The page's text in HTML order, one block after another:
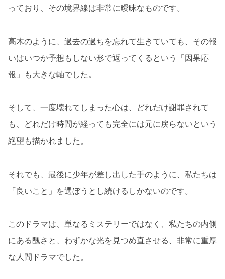
っており、その境界線は非常に曖昧なものです。
高木のように、過去の過ちを忘れて生きていても、その報
いはいつか予想もしない形で返ってくるという「因果応
報」も大きな軸でした。
そして、一度壊れてしまった心は、どれだけ謝罪されて
も、どれだけ時間が経っても完全には元に戻らないという
絶望も描かれました。
それでも、最後に少年が差し出した手のように、私たちは
「良いこと」を選ぼうとし続けるしかないのです。
このドラマは、単なるミステリーではなく、私たちの内側
にある醜さと、わずかな光を見つめ直させる、非常に重厚
な人間ドラマでした。